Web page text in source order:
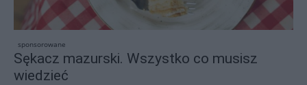
sponsorowane
Sękacz mazurski. Wszystko co musisz
wiedzieć